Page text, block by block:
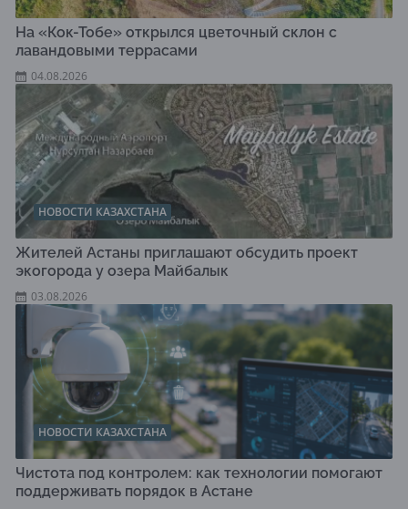
На «Кок-Тобе» открылся цветочный склон с
лавандовыми террасами
04.08.2026
НОВОСТИ КАЗАХСТАНА
Жителей Астаны приглашают обсудить проект
экогорода у озера Майбалык
03.08.2026
НОВОСТИ КАЗАХСТАНА
Чистота под контролем: как технологии помогают
поддерживать порядок в Астане